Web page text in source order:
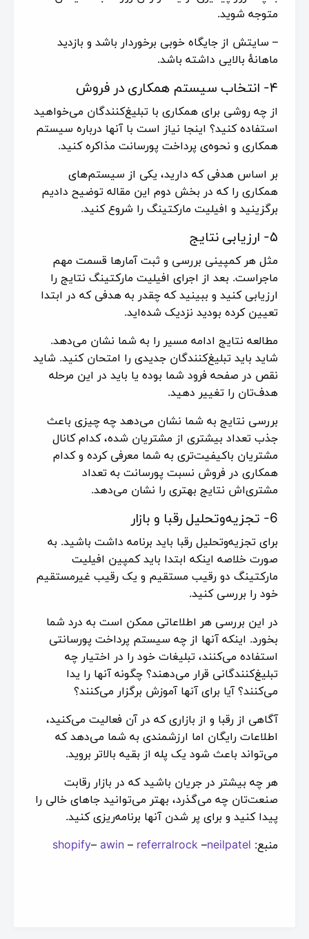
متوجه شوید.
– سایتش از جایگاه خوبی برخوردار باشد و بازدید
ماهانهٔ بالایی داشته باشد.
۴- انتخاب سیستم همکاری در فروش
از چه روشی برای همکاری با تبلیغ‌کنندگان می‌خواهید
استفاده کنید؟ اینجا نیاز است با آنها درباره سیستم
همکاری و نحوه‌ی پرداخت پورسانت مذاکره کنید.
بر اساس هدفی که دارید، یکی از سیستم‌های
همکاری را که در بخش دوم این مقاله توضیح دادیم
برگزینید و افیلیت مارکتینگ را شروع کنید.
۵- ارزیابی نتایج
مثل هر کمپینی بررسی و ثبت آمارها قسمت مهم
ماجراست. بعد از اجرای افیلیت مارکتینگ نتایج را
ارزیابی کنید و ببینید که چقدر به هدفی که در ابتدا
تعیین کرده بودید نزدیک شده‌اید.
مطالعه نتایج ادامه مسیر را به شما نشان می‌دهد.
شاید باید تبلیغ‌کنندگان جدیدی را امتحان کنید. شاید
نقص در صفحه فرود شما بوده یا باید در این مرحله
هدف‌تان را تغییر دهید.
بررسی نتایج به شما نشان می‌دهد چه چیزی باعث
جذب تعداد بیشتری از مشتریان شده، کدام کانال
مشتریان باکیفیت‌تری به شما معرفی کرده و کدام
همکاری در فروش نسبت پورسانت به تعداد
مشتری‌اش نتایج بهتری را نشان می‌دهد.
6- تجزیه‌وتحلیل رقبا و بازار
برای تجزیه‌و‌تحلیل رقبا باید برنامه داشت باشید. به
صورت خلاصه اینکه ابتدا باید کمپین افیلیت
مارکتینگ دو رقیب مستقیم و یک رقیب غیرمستقیم
خود را بررسی کنید.
در این بررسی هر اطلاعاتی ممکن است به درد شما
بخورد. اینکه آنها از چه سیستم پرداخت پورسانتی
استفاده می‌کنند، تبلیغات خود را در اختیار چه
تبلیغ‌کنندگانی قرار می‌دهند؟ چگونه آنها را یدا
می‌کنند؟ آیا برای آنها آموزش برگزار می‌کنند؟
آگاهی از رقبا و از بازاری که در آن فعالیت می‌کنید،
اطلاعات رایگان اما ارزشمندی به شما می‌دهد که
می‌تواند باعث شود یک پله از بقیه بالاتر بروید.
هر چه بیشتر در جریان باشید که در بازار رقابت
صنعت‌تان چه می‌گذرد، بهتر می‌توانید جاهای خالی را
پیدا کنید و برای پر شدن آنها برنامه‌ریزی کنید.
منبع: shopify– awin – referralrock –neilpatel